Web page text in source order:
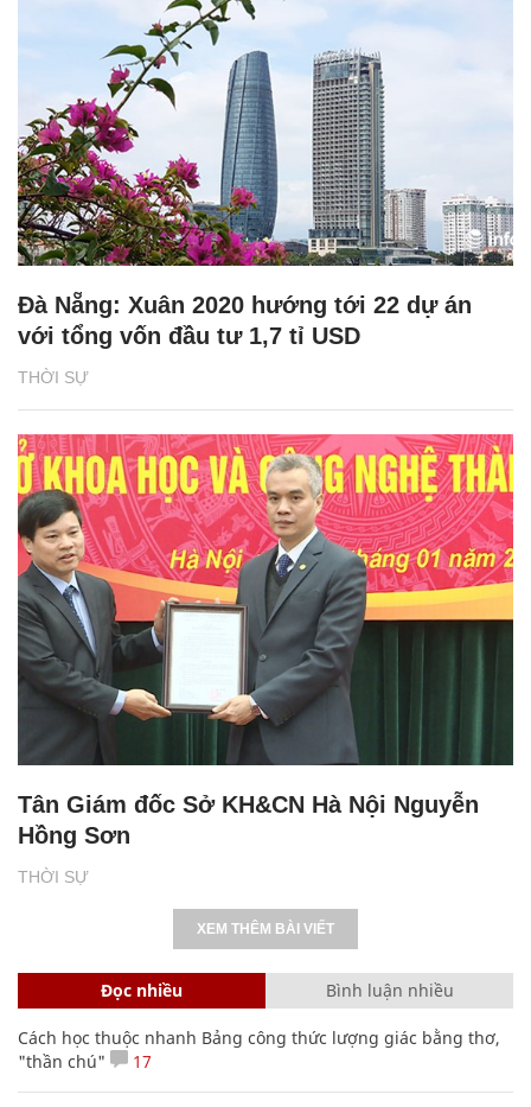
THỜI SỰ
Đà Nẵng: Xuân 2020 hướng tới 22 dự án
với tổng vốn đầu tư 1,7 tỉ USD
THỜI SỰ
Tân Giám đốc Sở KH&CN Hà Nội Nguyễn
Hồng Sơn
XEM THÊM BÀI VIẾT
Đọc nhiều Bình luận nhiều
Cách học thuộc nhanh Bảng công thức lượng giác bằng thơ,
"thần chú"
17